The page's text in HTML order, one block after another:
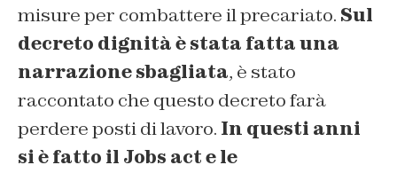
misure per combattere il precariato. Sul
decreto dignità è stata fatta una
narrazione sbagliata, è stato
raccontato che questo decreto farà
perdere posti di lavoro. In questi anni
si è fatto il Jobs act e le